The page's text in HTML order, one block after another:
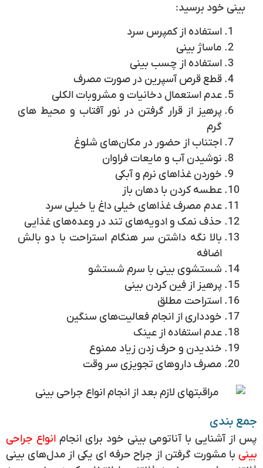
بینی خود برسید:
استفاده از کمپرس سرد
ماساژ بینی
استفاده از چسب بینی
قطع قرص آسپرین در صورت مصرف
عدم استعمال دخانیات و مشروبات الکلی
پرهیز از قرار گرفتن در نور آفتاب و محیط های
گرم
اجتناب از حضور در مکان‌های شلوغ
نوشیدن آب و مایعات فراوان
خوردن غذاهای نرم و آبکی
عطسه کردن با دهان باز
عدم مصرف غذاهای خیلی داغ یا خیلی سرد
حذف نمک و ادویه‌های تند در وعده‌های غذایی
بالا نگه داشتن سر هنگام استراحت با دو بالش
اضافه
شستشوی بینی با سرم شستشو
پرهیز از فین کردن بینی
استراحت مطلق
خودداری از انجام فعالیت‌های سنگین
عدم استفاده از عینک
خندیدن و حرف زدن زیاد ممنوع
مصرف داروهای تجویزی سر وقت
جمع بندی
پس از آشنایی با آناتومی بینی خود برای انجام انواع جراحی
بینیبا مشورت گرفتن از جراح حرفه ای یکی از مدل‌های بینی